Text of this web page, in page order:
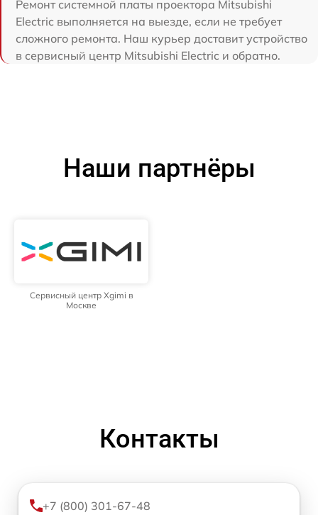
Ремонт системной платы проектора Mitsubishi
Electric выполняется на выезде, если не требует
сложного ремонта. Наш курьер доставит устройство
в сервисный центр Mitsubishi Electric и обратно.
Наши партнёры
Сервисный центр Xgimi в
Москве
Контакты
+7 (800) 301-67-48